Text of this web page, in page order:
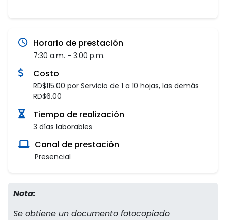
Horario de prestación
7:30 a.m. - 3:00 p.m.
Costo
RD$115.00 por Servicio de 1 a 10 hojas, las demás
RD$6.00
Tiempo de realización
3 días laborables
Canal de prestación
Presencial
Nota:
Se obtiene un documento fotocopiado